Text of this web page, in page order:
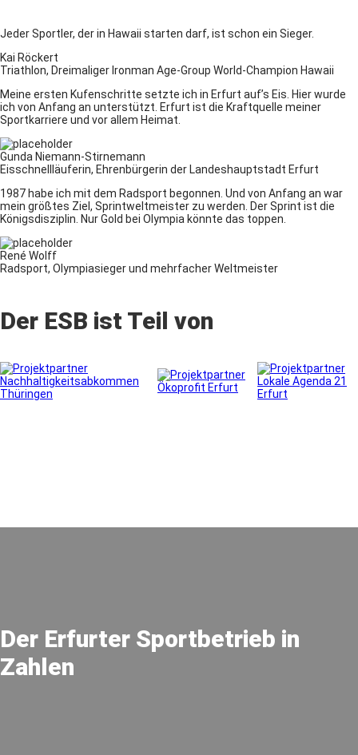
Jeder Sportler, der in Hawaii starten darf, ist schon ein Sieger.
Kai Röckert
Triathlon, Dreimaliger Ironman Age-Group World-Champion Hawaii
Meine ersten Kufenschritte setzte ich in Erfurt auf’s Eis. Hier wurde
ich von Anfang an unterstützt. Erfurt ist die Kraftquelle meiner
Sportkarriere und vor allem Heimat.
Gunda Niemann-Stirnemann
Eisschnellläuferin, Ehrenbürgerin der Landeshauptstadt Erfurt
1987 habe ich mit dem Radsport begonnen. Und von Anfang an war
mein größtes Ziel, Sprintweltmeister zu werden. Der Sprint ist die
Königsdisziplin. Nur Gold bei Olympia könnte das toppen.
René Wolff
Radsport, Olympiasieger und mehrfacher Weltmeister
Der ESB ist Teil von
Der Erfurter Sportbetrieb in
Zahlen